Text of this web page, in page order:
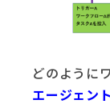
どのように
エージェン